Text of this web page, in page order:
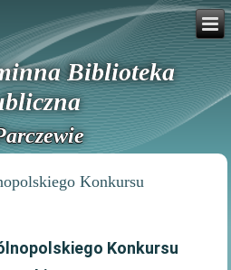
Biblioteka
Konkursu
Konkursu